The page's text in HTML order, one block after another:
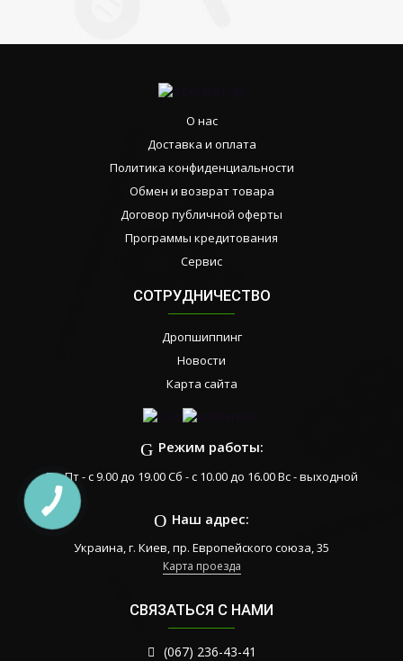
О нас
Доставка и оплата
Политика конфиденциальности
Обмен и возврат товара
Договор публичной оферты
Программы кредитования
Сервис
СОТРУДНИЧЕСТВО
Дропшиппинг
Новости
Карта сайта
Режим работы:
Пн-Пт - с 9.00 до 19.00 Сб - с 10.00 до 16.00 Вс - выходной
Наш адрес:
Украина, г. Киев, пр. Европейского союза, 35
Карта проезда
СВЯЗАТЬСЯ С НАМИ
(067) 236-43-41
КНОПКА
ЗВ'ЯЗКУ